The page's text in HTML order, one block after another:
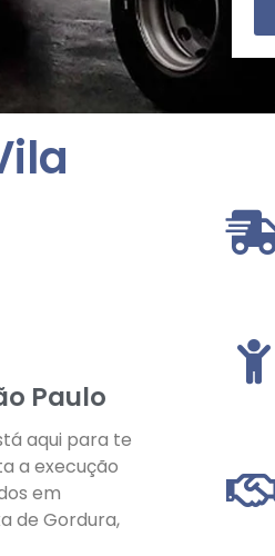
Paulo
aqui para te
a execução
em
de Gordura,